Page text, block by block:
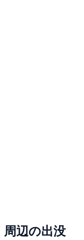
周辺の出没